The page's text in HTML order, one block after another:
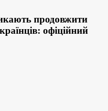
продовжити
офіційний